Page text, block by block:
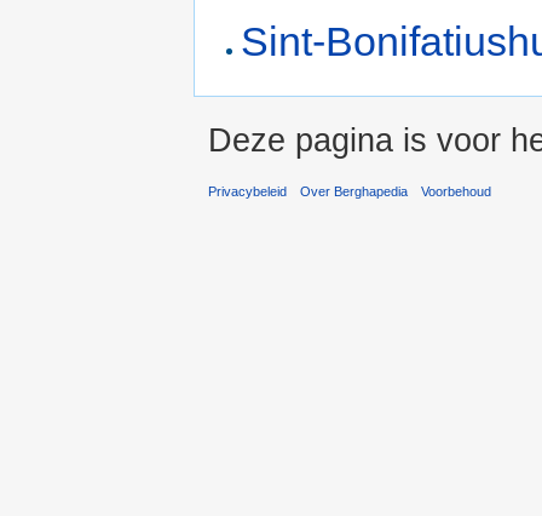
Sint-
Deze pagina is voor
Privacybeleid Over Berghapedia Voorbehoud